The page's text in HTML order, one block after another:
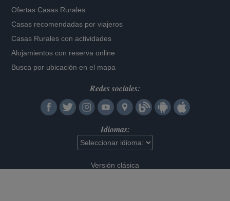
Ofertas Casas Rurales
Casas recomendadas por viajeros
Casas Rurales con actividades
Alojamientos con reserva online
Busca por ubicación en el mapa
Redes sociales:
Idiomas:
Versión clásica